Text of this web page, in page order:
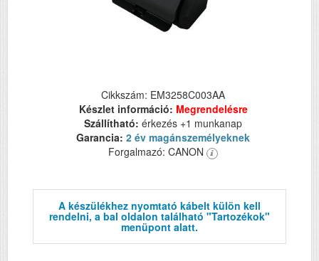
Cikkszám: EM3258C003AA
Készlet információ: Megrendelésre
Szállítható: érkezés +1 munkanap
Garancia: 2 év magánszemélyeknek
Forgalmazó: CANON
A készülékhez nyomtató kábelt külön kell
rendelni, a bal oldalon található "Tartozékok"
menüpont alatt.